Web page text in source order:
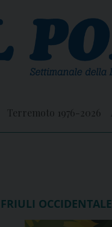
Terremoto 1976-2026
FRIULI OCCIDENTALE